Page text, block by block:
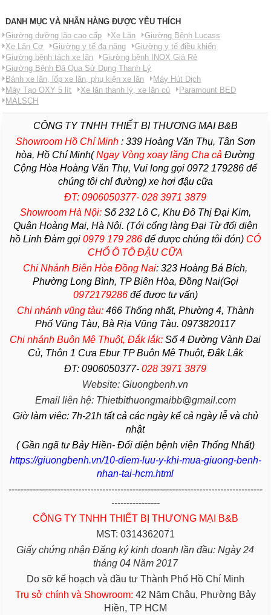
DANH MỤC VÀ NHÃN HÀNG ĐƯỢC YÊU THÍCH
Giường dưỡng lão cao cấp
Xe Lăn
Giường Bệnh Lucass
Xe Lăn Cơ
Giường y tế đa năng
Giường y tế điều khiển
Giường bệnh tách xe lăn
Giường bệnh INOX Giá Rẻ
Giường Bệnh Đã Qua Sử Dụng Thanh Lý
Bánh xe lăn, lốp xe lăn, phụ kiện xe lăn
Máy Hút Dịch
Máy Tạo OXY 5 lít
Xe lăn thanh lý, xe lăn củ
Paramount BED
MALSCH
CÔNG TY TNHH THIẾT BỊ THƯƠNG MẠI B&B
Showroom Hồ Chí Minh:339 Hoàng Văn Thụ, Tân Sơn
hòa, Hồ Chí Minh(Ngay Vòng xoay lăng Cha cả Đường
Cộng Hòa Hoàng Văn Thụ, Vui long gọi 0972 179286 để
chúng tôi chỉ đường) xe hơi đậu cữa
ĐT: 0906050377- 028 3971 3879
Showroom Hà Nội:Số 232 Lô C, Khu Đô Thị Đại Kim,
Quận Hoàng Mai, Hà Nội. (Tới cổng làng Đại Từ đối diện
hồ Linh Đàm gọi0979 179 286 để được chúng tôi đón) CÓ
CHỔ Ô TÔ ĐẬU CỮA
Chi Nhánh Biên Hòa Đồng Nai: 323 Hoàng Bá Bích,
Phường Long Bình, TP Biên Hòa, Đồng Nai(Gọi
0972179286để được tư vấn)
Chi nhánh vũng tàu:466 Thống nhất, Phường4, Thành
Phố Vũng Tàu, Bà Rịa Vũng Tàu. 0973820117
Chi nhánh Buôn Mê Thuột, Đắk lắk:Số 4 Đường Vành Đai
Củ, Thôn 1 Cưa Ebur TP Buôn Mê Thuột, Đắk Lắk
ĐT: 0906050377-028 3971 3879
Website: Giuongbenh.vn
Email liên hệ: Thietbithuongmaibb@gmail.com
Giờ làm viêc: 7h-21h tất cả các ngày kể cả ngày lễ và chủ
nhật
( Gần ngã tư Bảy Hiền- Đối diện bệnh viện Thống Nhất)
https://giuongbenh.vn/10-diem-luu-y-khi-mua-giuong-benh-
nhan-tai-hcm.html
------------------------------------------------------------------------------------
----------------
CÔNG TY TNHH THIẾT BỊ THƯƠNG MẠI B&B
MST: 0314362071
Giấy chứng nhận Đăng ký kinh doanh lần đầu: Ngày 24
tháng 04 Năm 2017
Do sỡ kế hoạch và đầu tư Thành Phố Hồ Chí Minh
Trụ sở chính và Showroom: 42 Năm Châu, Phường Bảy
Hiền, TP HCM